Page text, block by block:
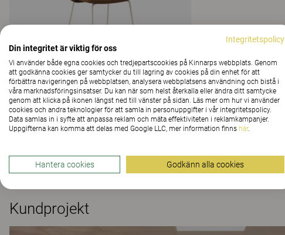
Embrace
223 Färger och material|8 Varianter
Kundprojekt
Integritetspolicy
Din integritet är viktig för oss
Vi använder både egna cookies och tredjepartscookies på Kinnarps webbplats. Genom
att godkänna cookies ger samtycker du till lagring av cookies på din enhet för att
förbättra navigeringen på webbplatsen, analysera webbplatsens användning och bistå i
våra marknadsföringsinsatser. Du kan när som helst återkalla eller ändra ditt samtycke
genom att klicka på ikonen längst ned till vänster på sidan. Läs mer om hur vi använder
cookies och andra teknologier för att samla in personuppgifter i vår integritetspolicy.
Data samlas in i syfte att anpassa reklam och mäta effektiviteten i reklamkampanjer.
Uppgifterna kan komma att delas med Google LLC, mer information finns här.
Hantera cookies Godkänn alla cookies